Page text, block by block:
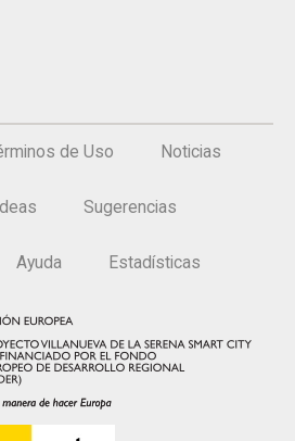
de Uso Noticias
Ideas Sugerencias
Ayuda Estadísticas